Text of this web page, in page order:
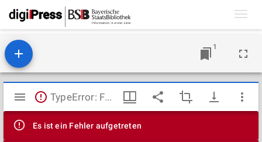
1
Mirador
Viewer
TypeError: Failed to fetch
Es ist ein Fehler aufgetreten